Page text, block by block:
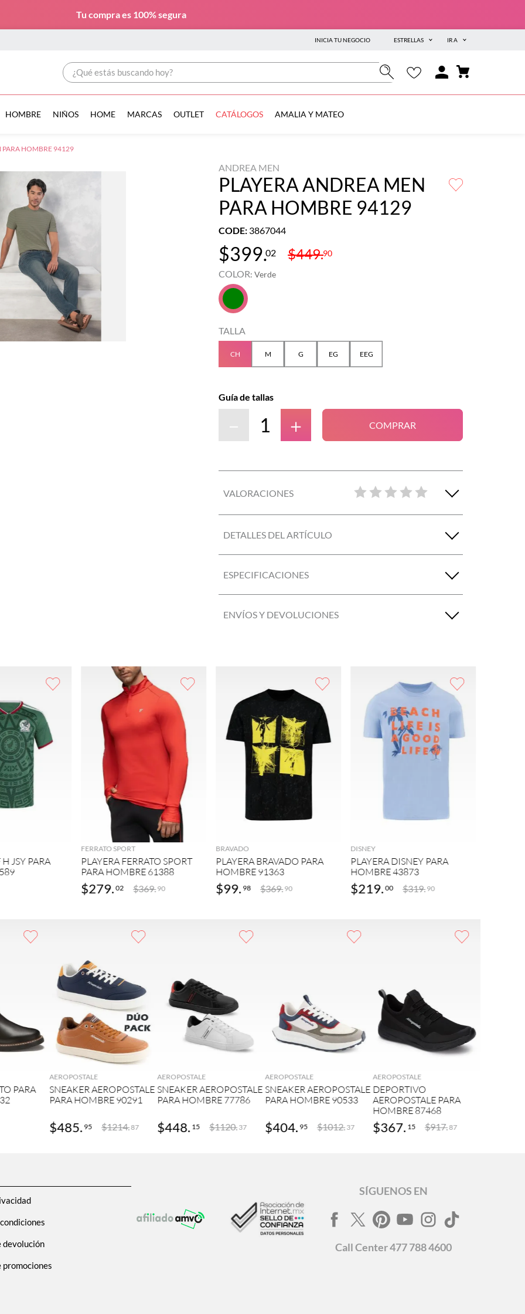
Tu compra es 100% segura
INICIA TU NEGOCIO ESTRELLAS IR A
¿Qué estás buscando hoy?
HOMBRE NIÑOS HOME MARCAS OUTLET CATÁLOGOS AMALIA Y MATEO
PARA HOMBRE 94129
ANDREA MEN
PLAYERA ANDREA MEN
PARA HOMBRE 94129
CODE: 3867044
$399.02 $449.90
COLOR: Verde
TALLA
CH M G EG EEG
Guía de tallas
＋
－ COMPRAR
VALORACIONES
DETALLES DEL ARTÍCULO
ESPECIFICACIONES
ENVÍOS Y DEVOLUCIONES
JSY PARA
AGREGAR
FERRATO SPORT
PLAYERA FERRATO SPORT
PARA HOMBRE 61388
$279.02 $369.90
BRAVADO
PLAYERA BRAVADO PARA
HOMBRE 91363
$99. 98 $369. 90
DISNEY
PLAYERA DISNEY PARA
HOMBRE 43873
$219.00 $319. 90
PARA
AGREGAR
AEROPOSTALE
SNEAKER AEROPOSTALE
PARA HOMBRE 90291
$485. 95 $1214.87
AGREGAR
AEROPOSTALE
SNEAKER AEROPOSTALE
PARA HOMBRE 77786
$448. 15 $1120. 37
AGREGAR
AEROPOSTALE
SNEAKER AEROPOSTALE
PARA HOMBRE 90533
$404. 95 $1012. 37
AGREGAR
AEROPOSTALE
DEPORTIVO
AEROPOSTALE PARA
HOMBRE 87468
$367. 15 $917.87
devolución
promociones
SÍGUENOS EN
CallCenter477 788 4600